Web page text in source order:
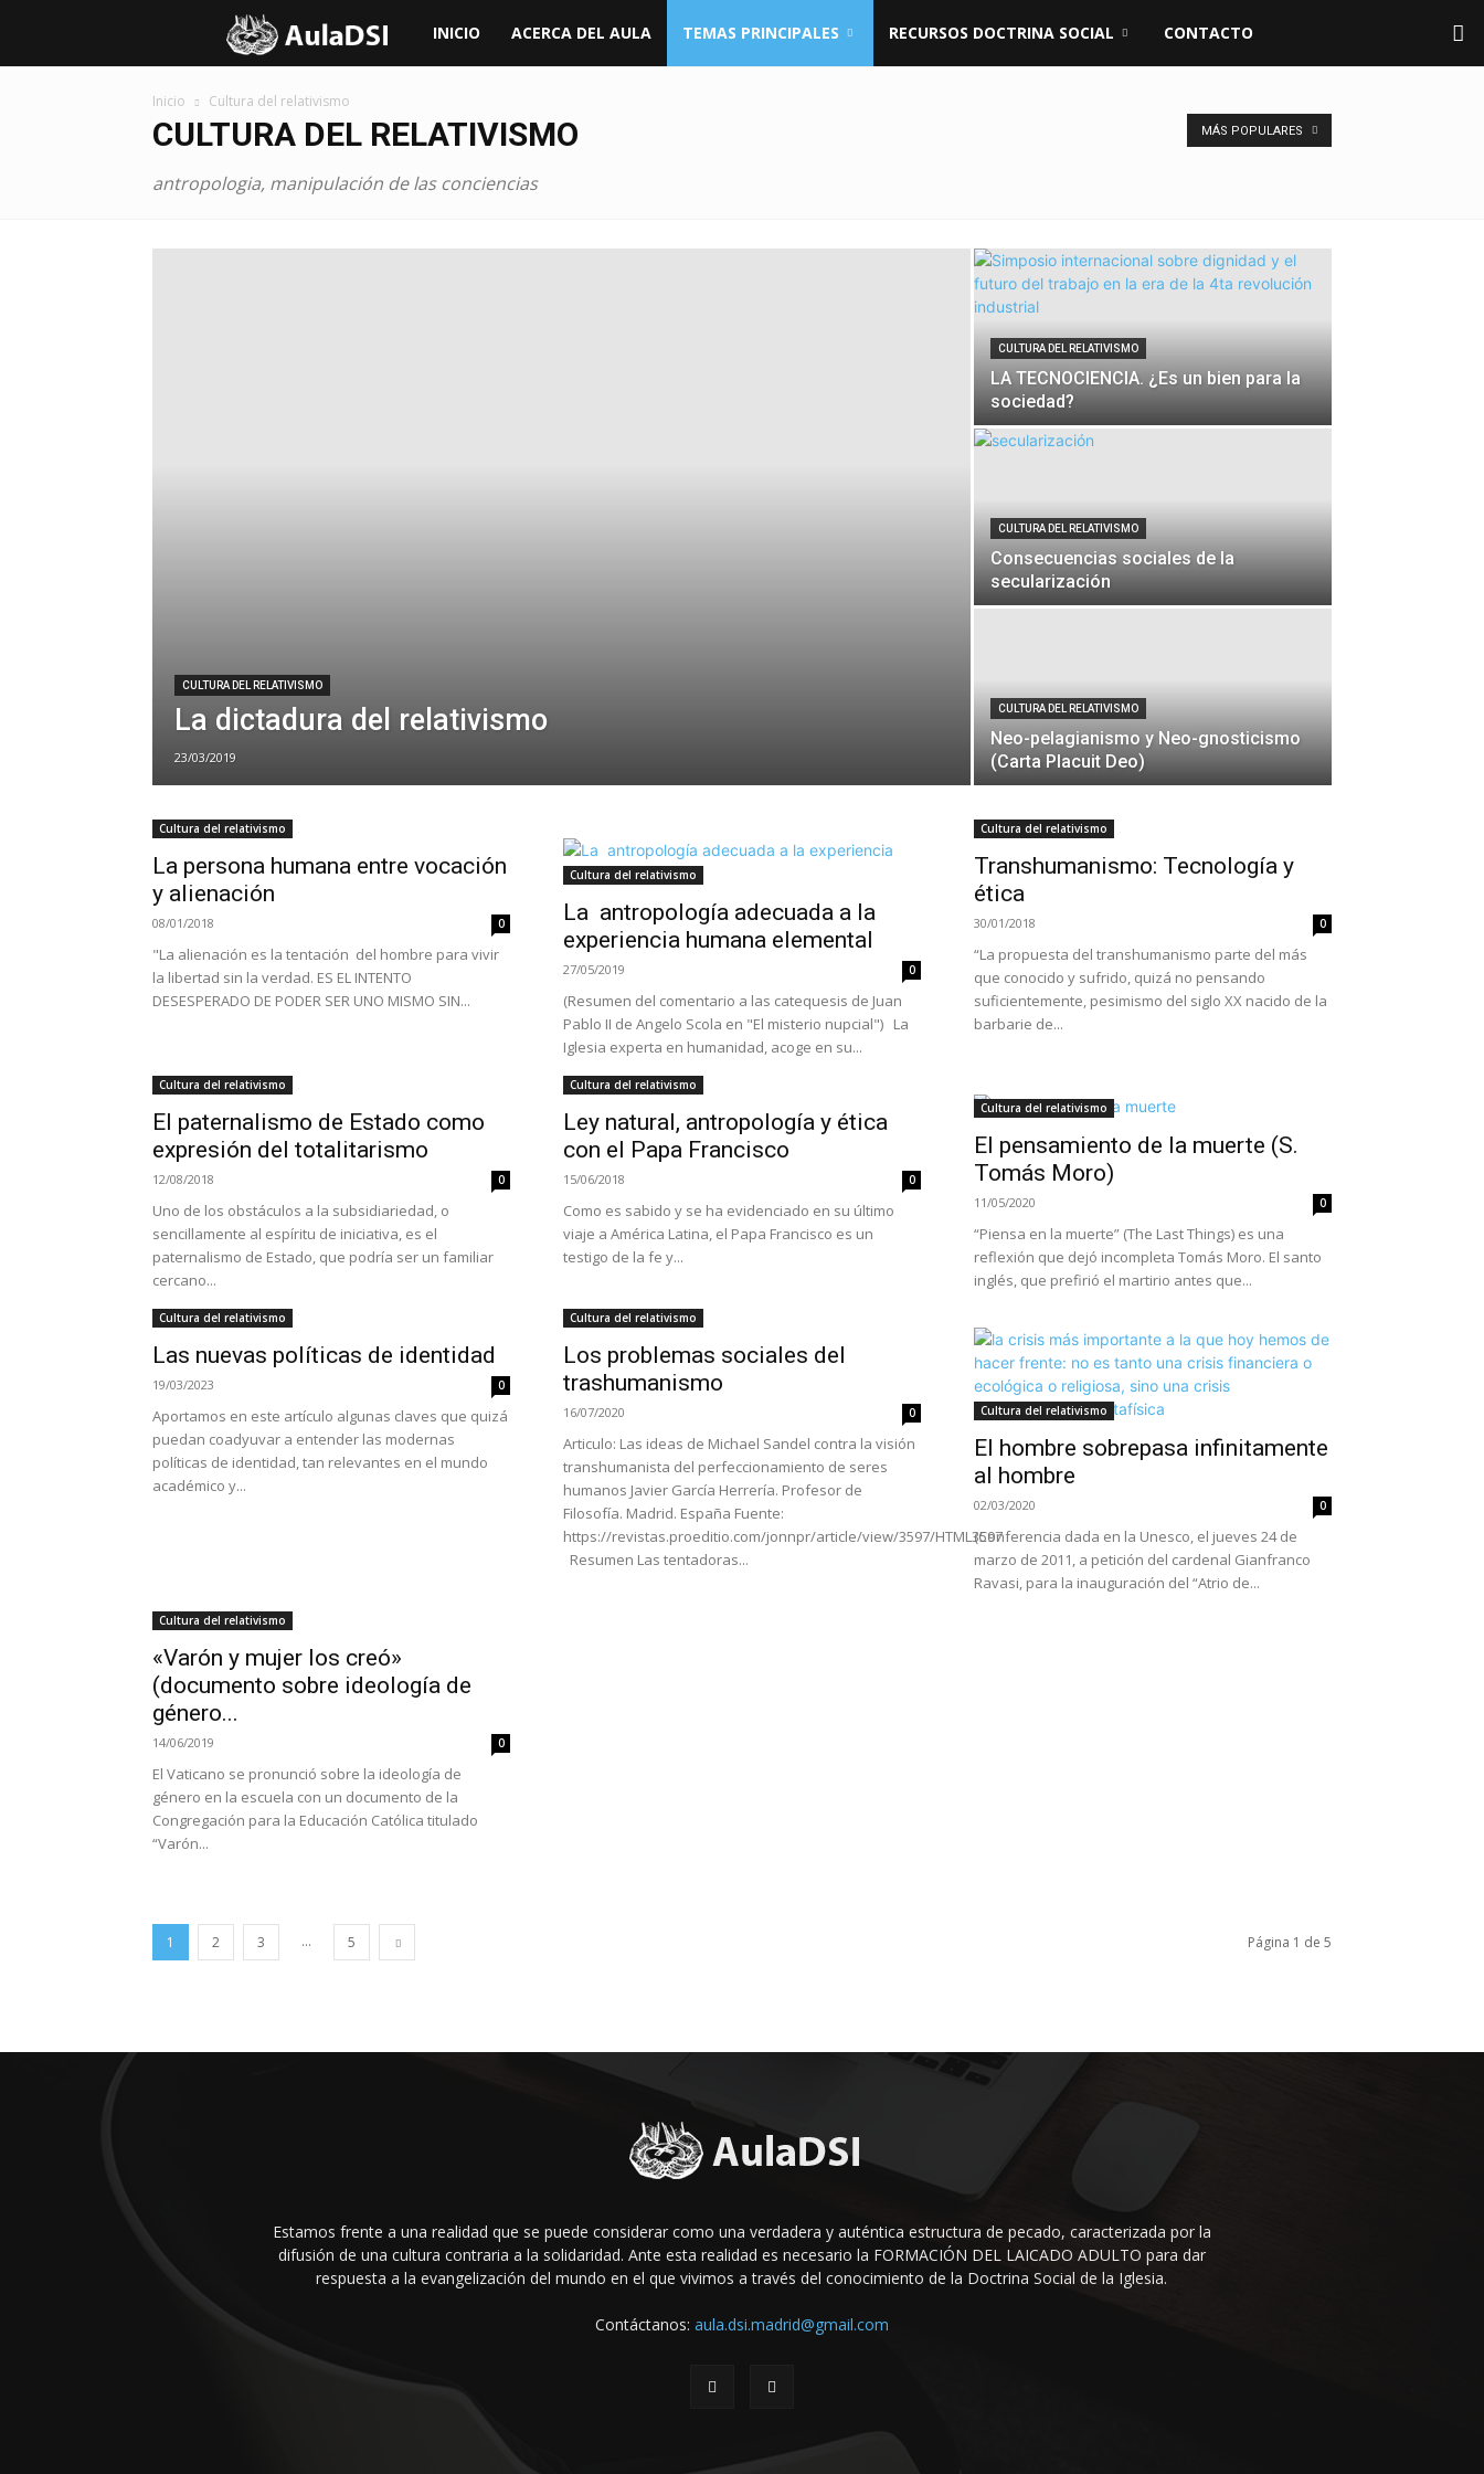
Aula
INICIO ACERCA DEL AULA TEMAS PRINCIPALES RECURSOS DOCTRINA SOCIAL CONTACTO
Inicio Cultura del relativismo
CULTURA DEL RELATIVISMO
antropologia, manipulación de las conciencias
MÁS POPULARES
CULTURA DEL RELATIVISMO
La dictadura del relativismo
23/03/2019
CULTURA DEL RELATIVISMO
LA TECNOCIENCIA. ¿Es un bien para la
sociedad?
CULTURA DEL RELATIVISMO
Consecuencias sociales de la
secularización
CULTURA DEL RELATIVISMO
Neo-pelagianismo y Neo-gnosticismo
(Carta Placuit Deo)
Cultura del relativismo
La persona humana entre vocación
y alienación
08/01/2018 0
"La alienación es la tentación del hombre para vivir
la libertad sin la verdad. ES EL INTENTO
DESESPERADO DE PODER SER UNO MISMO SIN...
Cultura del relativismo
La antropología adecuada a la
experiencia humana elemental
27/05/2019 0
(Resumen del comentario a las catequesis de Juan
Pablo II de Angelo Scola en "El misterio nupcial") La
Iglesia experta en humanidad, acoge en su...
Cultura del relativismo
Transhumanismo: Tecnología y
ética
30/01/2018 0
“La propuesta del transhumanismo parte del más
que conocido y sufrido, quizá no pensando
suficientemente, pesimismo del siglo XX nacido de la
barbarie de...
Cultura del relativismo
El paternalismo de Estado como
expresión del totalitarismo
12/08/2018 0
Uno de los obstáculos a la subsidiariedad, o
sencillamente al espíritu de iniciativa, es el
paternalismo de Estado, que podría ser un familiar
cercano...
Cultura del relativismo
Ley natural, antropología y ética
con el Papa Francisco
15/06/2018 0
Como es sabido y se ha evidenciado en su último
viaje a América Latina, el Papa Francisco es un
testigo de la fe y...
Cultura del relativismo
El pensamiento de la muerte (S.
Tomás Moro)
11/05/2020 0
“Piensa en la muerte” (The Last Things) es una
reflexión que dejó incompleta Tomás Moro. El santo
inglés, que prefirió el martirio antes que...
Cultura del relativismo
Las nuevas políticas de identidad
19/03/2023 0
Aportamos en este artículo algunas claves que quizá
puedan coadyuvar a entender las modernas
políticas de identidad, tan relevantes en el mundo
académico y...
Cultura del relativismo
Los problemas sociales del
trashumanismo
16/07/2020 0
Articulo: Las ideas de Michael Sandel contra la visión
transhumanista del perfeccionamiento de seres
humanos Javier García Herrería. Profesor de
Filosofía. Madrid. España Fuente:
https://revistas.proeditio.com/jonnpr/article/view/3597/HTML3597
Resumen Las tentadoras...
Cultura del relativismo
El hombre sobrepasa infinitamente
al hombre
02/03/2020 0
(Conferencia dada en la Unesco, el jueves 24 de
marzo de 2011, a petición del cardenal Gianfranco
Ravasi, para la inauguración del “Atrio de...
Cultura del relativismo
«Varón y mujer los creó»
(documento sobre ideología de
género...
14/06/2019 0
El Vaticano se pronunció sobre la ideología de
género en la escuela con un documento de la
Congregación para la Educación Católica titulado
“Varón...
1 2 3 ... 5 Página 1 de 5
Estamos frente a una realidad que se puede considerar como una verdadera y auténtica estructura de pecado, caracterizada por la
difusión de una cultura contraria a la solidaridad. Ante esta realidad es necesario la FORMACIÓN DEL LAICADO ADULTO para dar
respuesta a la evangelización del mundo en el que vivi­mos a través del conocimiento de la Doctrina Social de la Iglesia.
Contáctanos: aula.dsi.madrid@gmail.com